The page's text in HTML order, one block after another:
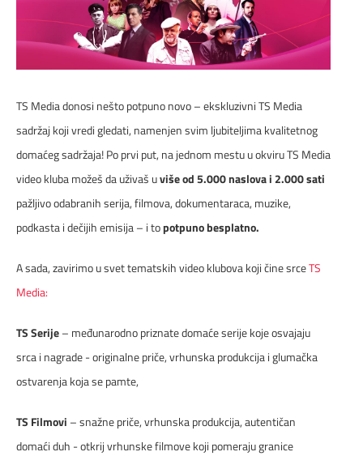
DIGITALNI SERVISI
ČESTA PITANJA
DOKUMENTA
MAPA POKRIVENOSTI
TELEFONSKI IMENIK
KONTAKTIRAJTE NAS
TS Media donosi nešto potpuno novo – ekskluzivni TS Media
sadržaj koji vredi gledati, namenjen svim ljubiteljima kvalitetnog
domaćeg sadržaja! Po prvi put, na jednom mestu u okviru TS Media
video kluba možeš da uživaš uviše od 5.000 naslova i 2.000 sati
pažljivo odabranih serija, filmova, dokumentaraca, muzike,
podkasta i dečijih emisija – i topotpuno besplatno.
A sada, zavirimo u svet tematskih video klubova koji čine srceTS
Media:
TS Serije– međunarodno priznate domaće serije koje osvajaju
srca i nagrade - originalne priče, vrhunska produkcija i glumačka
ostvarenja koja se pamte,
TS Filmovi – snažne priče, vrhunska produkcija, autentičan
domaći duh - otkrij vrhunske filmove koji pomeraju granice